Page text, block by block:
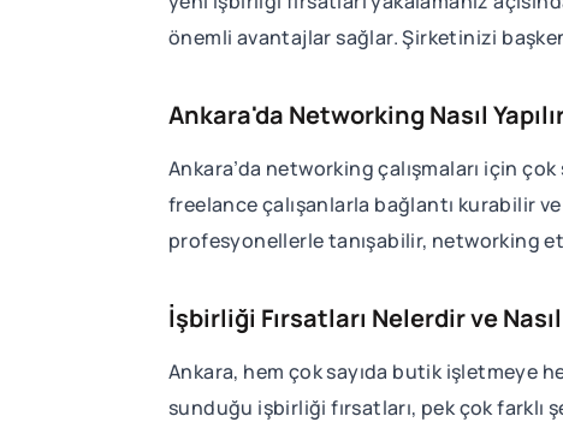
önemli avantajlar sağlar. Şirketinizi
Ankara'da Networking Nasıl
Ankara’da networking çalışmaları için
freelance çalışanlarla bağlantı kurabilir ve
profesyonellerle tanışabilir, networking
İşbirliği Fırsatları Nelerdir ve
Ankara, hem çok sayıda butik işletmeye
sunduğu işbirliği fırsatları, pek çok